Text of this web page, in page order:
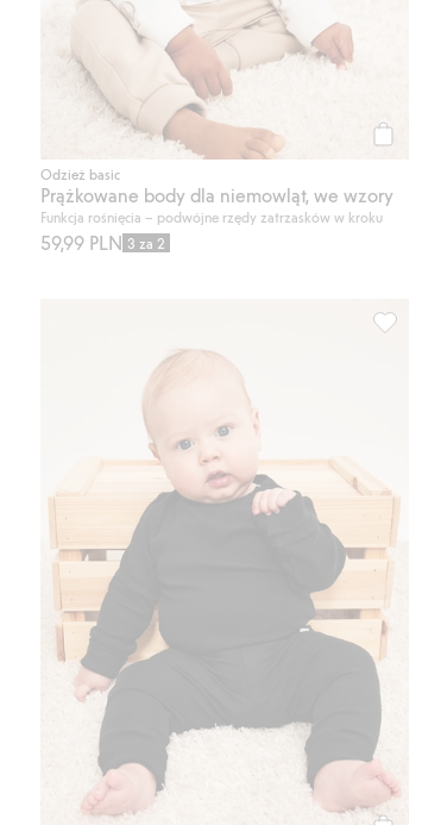
Kup
Odzież basic
Prążkowane body dla niemowląt, we wzory
Funkcja rośnięcia – podwójne rzędy zatrzasków w kroku
59,99 PLN 3 za 2